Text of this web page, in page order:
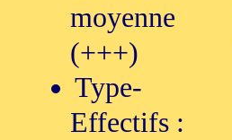
moyenne
(+++)
Type-
Effectifs :